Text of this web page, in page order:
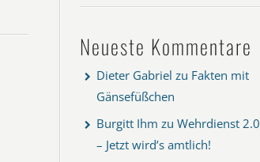
Neueste Kommentare
Dieter Gabriel zu Fakten mit
Gänsefüßchen
Burgitt Ihm zu Wehrdienst 2.0
– Jetzt wird’s amtlich!